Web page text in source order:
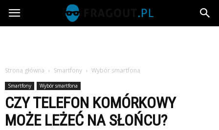
Fragout.pl
Strona główna Smartfony Wybór smartfona
Smartfony Wybór smartfona
CZY TELEFON KOMÓRKOWY
MOŻE LEŻEĆ NA SŁOŃCU?